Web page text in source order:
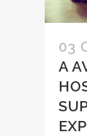
03
A